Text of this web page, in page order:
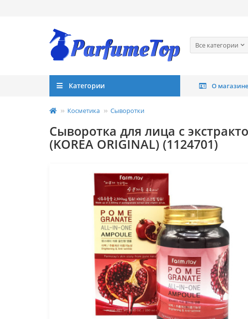
Все категории
Категории О магазине
Косметика Сыворотки
Сыворотка для лица с
(KOREA ORIGINAL) (1124701)